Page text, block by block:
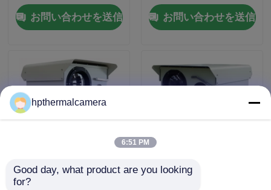
連絡 ください
ニュース
事件
長期上昇温暖気流のカメラ
PTZの赤外線画像のカメラ
お問い合わせを送信 お問い合わせを送信
31-155mm レンズ
PTZ 熱画像カメラ
二重センサー監視カメ
hpthermalcamera
6:51 PM
Good day, what product are you looking
for?